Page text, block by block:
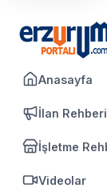
Anasayfa
İlan Rehberi
İşletme
Videolar